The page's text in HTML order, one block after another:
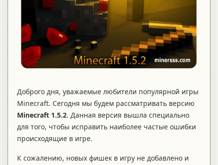
Доброго дня, уважаемые любители популярной игры
Minecraft. Сегодня мы будем рассматривать версию
Minecraft 1.5.2. Данная версия вышла специально
для того, чтобы исправить наиболее частые ошибки
происходящие в игре.
К сожалению, новых фишек в игру не добавлено и